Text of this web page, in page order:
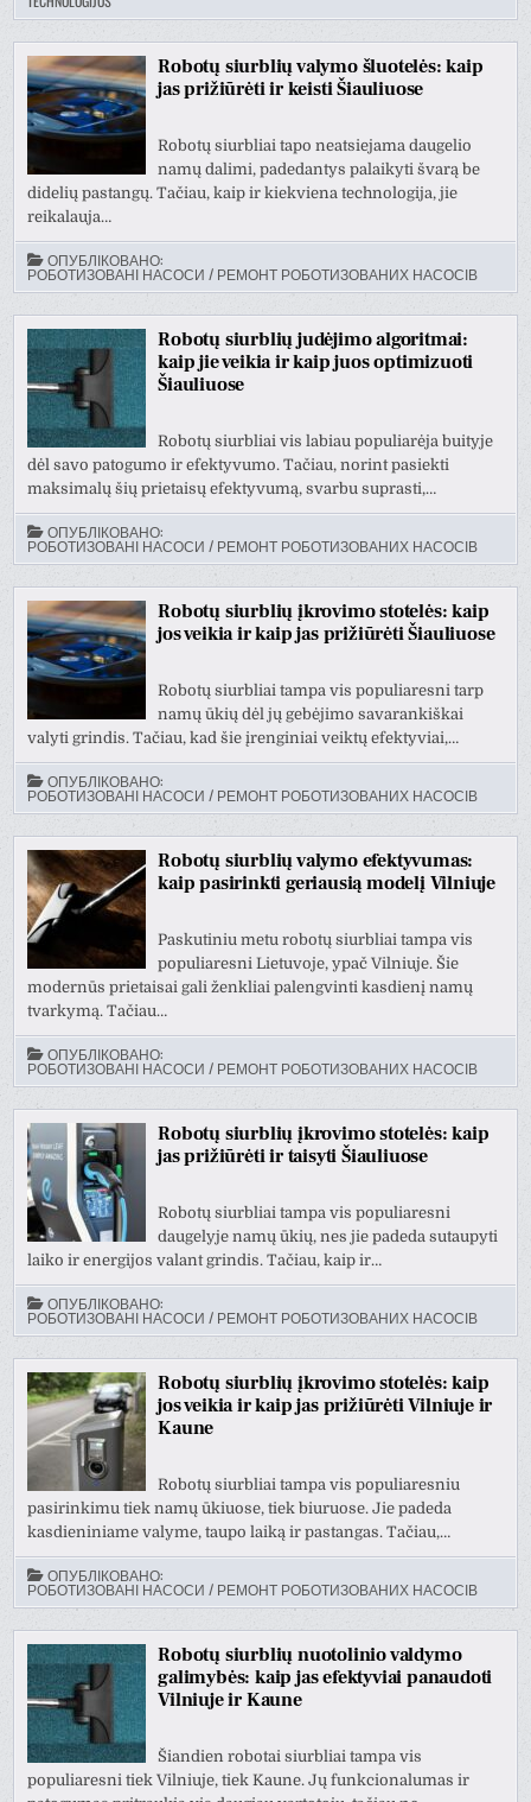
Robotų siurblių valymo šluotelės: kaip
jas prižiūrėti ir keisti Šiauliuose
Robotų siurbliai tapo neatsiejama daugelio
namų dalimi, padedantys palaikyti švarą be
didelių pastangų. Tačiau, kaip ir kiekviena technologija, jie
reikalauja…
ОПУБЛІКОВАНО:
РОБОТИЗОВАНІ НАСОСИ / РЕМОНТ РОБОТИЗОВАНИХ НАСОСІВ
Robotų siurblių judėjimo algoritmai:
kaip jie veikia ir kaip juos optimizuoti
Šiauliuose
Robotų siurbliai vis labiau populiarėja buityje
dėl savo patogumo ir efektyvumo. Tačiau, norint pasiekti
maksimalų šių prietaisų efektyvumą, svarbu suprasti,…
ОПУБЛІКОВАНО:
РОБОТИЗОВАНІ НАСОСИ / РЕМОНТ РОБОТИЗОВАНИХ НАСОСІВ
Robotų siurblių įkrovimo stotelės: kaip
jos veikia ir kaip jas prižiūrėti Šiauliuose
Robotų siurbliai tampa vis populiaresni tarp
namų ūkių dėl jų gebėjimo savarankiškai
valyti grindis. Tačiau, kad šie įrenginiai veiktų efektyviai,…
ОПУБЛІКОВАНО:
РОБОТИЗОВАНІ НАСОСИ / РЕМОНТ РОБОТИЗОВАНИХ НАСОСІВ
Robotų siurblių valymo efektyvumas:
kaip pasirinkti geriausią modelį Vilniuje
Paskutiniu metu robotų siurbliai tampa vis
populiaresni Lietuvoje, ypač Vilniuje. Šie
modernūs prietaisai gali ženkliai palengvinti kasdienį namų
tvarkymą. Tačiau…
ОПУБЛІКОВАНО:
РОБОТИЗОВАНІ НАСОСИ / РЕМОНТ РОБОТИЗОВАНИХ НАСОСІВ
Robotų siurblių įkrovimo stotelės: kaip
jas prižiūrėti ir taisyti Šiauliuose
Robotų siurbliai tampa vis populiaresni
daugelyje namų ūkių, nes jie padeda sutaupyti
laiko ir energijos valant grindis. Tačiau, kaip ir…
ОПУБЛІКОВАНО:
РОБОТИЗОВАНІ НАСОСИ / РЕМОНТ РОБОТИЗОВАНИХ НАСОСІВ
Robotų siurblių įkrovimo stotelės: kaip
jos veikia ir kaip jas prižiūrėti Vilniuje ir
Kaune
Robotų siurbliai tampa vis populiaresniu
pasirinkimu tiek namų ūkiuose, tiek biuruose. Jie padeda
kasdieniniame valyme, taupo laiką ir pastangas. Tačiau,…
ОПУБЛІКОВАНО:
РОБОТИЗОВАНІ НАСОСИ / РЕМОНТ РОБОТИЗОВАНИХ НАСОСІВ
Robotų siurblių nuotolinio valdymo
galimybės: kaip jas efektyviai panaudoti
Vilniuje ir Kaune
Šiandien robotai siurbliai tampa vis
populiaresni tiek Vilniuje, tiek Kaune. Jų funkcionalumas ir